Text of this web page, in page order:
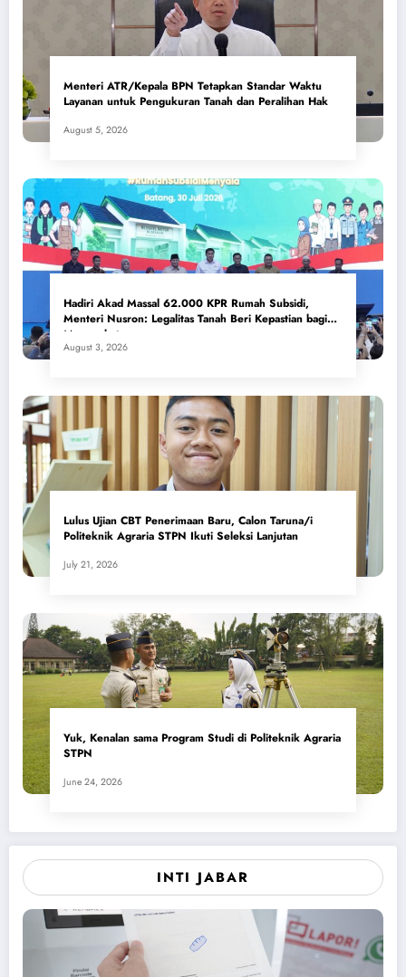
Menteri ATR/Kepala BPN Tetapkan Standar Waktu
Layanan untuk Pengukuran Tanah dan Peralihan Hak
August 5, 2026
Hadiri Akad Massal 62.000 KPR Rumah Subsidi,
Menteri Nusron: Legalitas Tanah Beri Kepastian bagi
Masyarakat
August 3, 2026
Lulus Ujian CBT Penerimaan Baru, Calon Taruna/i
Politeknik Agraria STPN Ikuti Seleksi Lanjutan
July 21, 2026
Yuk, Kenalan sama Program Studi di Politeknik Agraria
STPN
June 24, 2026
INTI JABAR